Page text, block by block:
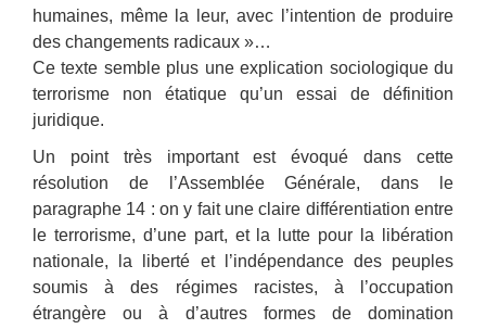
humaines, même la leur, avec l’intention de produire
des changements radicaux »…
Ce texte semble plus une explication sociologique du
terrorisme non étatique qu’un essai de définition
juridique.
Un point très important est évoqué dans cette
résolution de l’Assemblée Générale, dans le
paragraphe 14 : on y fait une claire différentiation entre
le terrorisme, d’une part, et la lutte pour la libération
nationale, la liberté et l’indépendance des peuples
soumis à des régimes racistes, à l’occupation
étrangère ou à d’autres formes de domination